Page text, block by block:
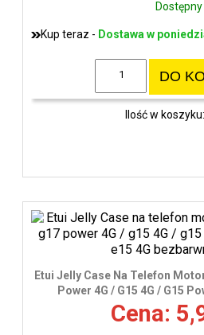
Dostępny
Kup teraz - Dostawa w
DO
Ilość w
Etui Jelly Case Na Telefon
Power 4G / G15 4G / G15
Cena: